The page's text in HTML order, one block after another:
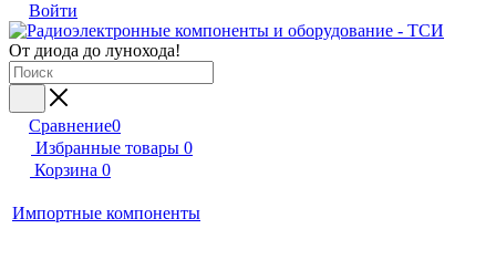
Войти
От диода до лунохода!
Сравнение0
Избранные товары 0
Корзина 0
Импортные компоненты